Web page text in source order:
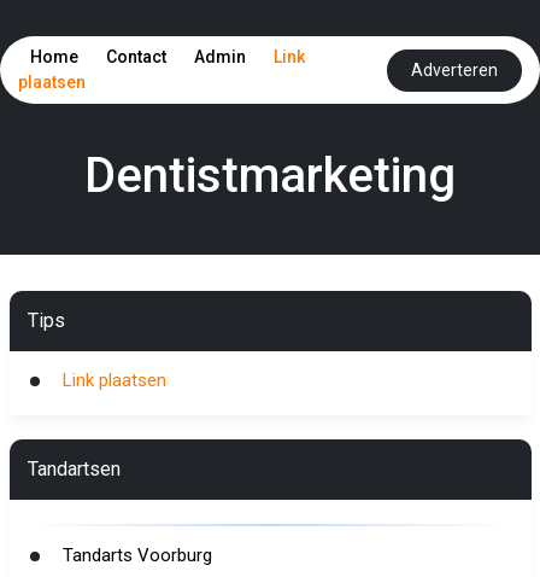
Home Contact Admin
Link
plaatsen
Adverteren
Dentistmarketing
Tips
Link plaatsen
Tandartsen
Tandarts Voorburg